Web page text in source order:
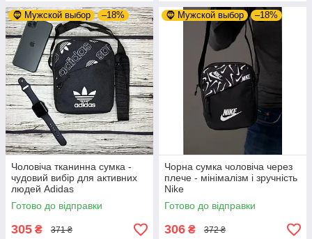
🧔 Мужской выбор –18%
Чоловіча тканинна сумка -
чудовий вибір для активних
людей Adidas
Готово до відправки
305 ₴ 371 ₴
🧔 Мужской выбор –18%
Чорна сумка чоловіча через
плече - мінімалізм і зручність
Nike
Готово до відправки
306 ₴ 372 ₴